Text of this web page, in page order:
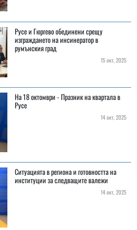
Русе и Гюргево обединени срещу
изграждането на инсинератор в
румънския град
15 окт, 2025
На 18 октомври - Празник на квартала в
Русе
14 окт, 2025
Ситуацията в региона и готовността на
институции за следващите валежи
14 окт, 2025